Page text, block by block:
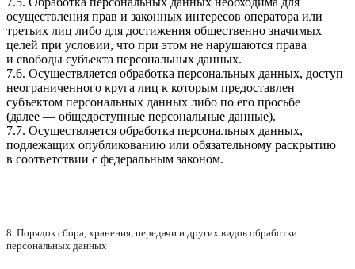
осуществления прав и законных интересов оператора или
третьих лиц либо для достижения общественно значимых
целей при условии, что при этом не нарушаются права
и свободы субъекта персональных данных.
7.6. Осуществляется обработка персональных данных, доступ
неограниченного круга лиц к которым предоставлен
субъектом персональных данных либо по его просьбе
(далее — общедоступные персональные данные).
7.7. Осуществляется обработка персональных данных,
подлежащих опубликованию или обязательному раскрытию
в соответствии с федеральным законом.
8. Порядок сбора, хранения, передачи и других видов обработки
персональных данных